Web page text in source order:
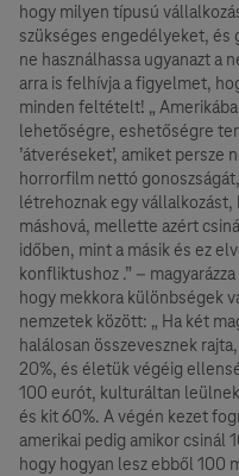
hogy milyen típusú
szükséges engedélyeket, és
ne használhassa ugyanazt a
arra is felhívja a figyelmet,
minden feltételt! „
lehetőségre, eshetőségre
’átveréseket’, amiket
horrorfilm nettó
létrehoznak egy
máshová, mellette azért
időben, mint a másik és ez
konfliktushoz .” –
hogy mekkora különbségek
nemzetek között: „ Ha két
halálosan összevesznek
20%, és életük végéig
100 eurót, kulturáltan
és kit 60%. A végén kezet
amerikai pedig amikor csinál
hogy hogyan lesz ebből 100